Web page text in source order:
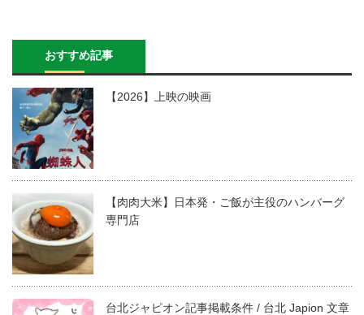
おすすめ記事
【2026】上映の映画
【肉肉大米】日本発・ご飯が主役のハンバーグ
専門店
台北ジャピオン記事掲載条件 / 台北 Japion 文章